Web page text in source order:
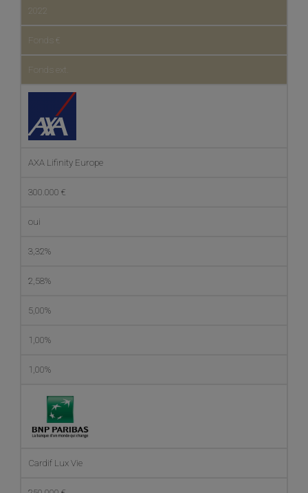
2022
Fonds €
Fonds ext.
AXA Lifinity Europe
300.000 €
oui
3,32%
2,58%
5,00%
1,00%
1,00%
Cardif Lux Vie